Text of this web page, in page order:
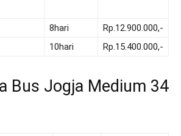
8hari
Rp.12.900.000,-
10hari Rp.15.400.000,-
Bus Jogja Medium 34